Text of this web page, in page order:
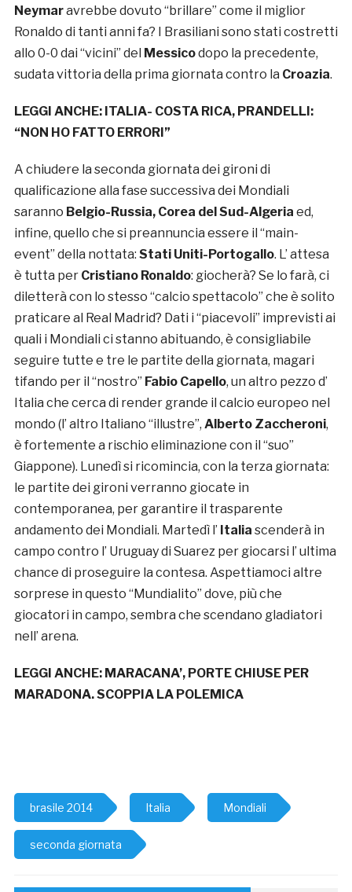
Neymaravrebbe dovuto “brillare” come il miglior
Ronaldo di tanti anni fa? I Brasiliani sono stati costretti
allo 0-0 dai “vicini” del Messicodopo la precedente,
sudata vittoria della prima giornata contro la Croazia.
LEGGI ANCHE:ITALIA- COSTA RICA, PRANDELLI:
“NON HO FATTO ERRORI”
A chiudere la seconda giornata dei gironi di
qualificazione alla fase successiva dei Mondiali
saranno Belgio-Russia, Corea del Sud-Algeria ed,
infine, quello che si preannuncia essere il “main-
event” della nottata: Stati Uniti-Portogallo. L’ attesa
è tutta per Cristiano Ronaldo: giocherà? Se lo farà, ci
diletterà con lo stesso “calcio spettacolo” che è solito
praticare al Real Madrid? Dati i “piacevoli” imprevisti ai
quali i Mondiali ci stanno abituando, è consigliabile
seguire tutte e tre le partite della giornata, magari
tifando per il “nostro” Fabio Capello, un altro pezzo d’
Italia che cerca di render grande il calcio europeo nel
mondo (l’ altro Italiano “illustre”, Alberto Zaccheroni,
è fortemente a rischio eliminazione con il “suo”
Giappone). Lunedì si ricomincia, con la terza giornata:
le partite dei gironi verranno giocate in
contemporanea, per garantire il trasparente
andamento dei Mondiali. Martedì l’ Italia scenderà in
campo contro l’ Uruguay di Suarez per giocarsi l’ ultima
chance di proseguire la contesa. Aspettiamoci altre
sorprese in questo “Mundialito” dove, più che
giocatori in campo, sembra che scendano gladiatori
nell’ arena.
LEGGI ANCHE: MARACANA’, PORTE CHIUSE PER
MARADONA. SCOPPIA LA POLEMICA
brasile 2014 Italia Mondiali
seconda giornata